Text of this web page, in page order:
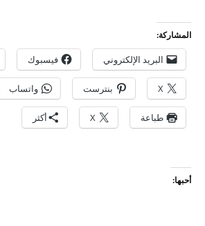
المشاركة:
البريد الإلكتروني فيسبوك
X بنترست واتساب
طباعة X أكثر
أحبها: